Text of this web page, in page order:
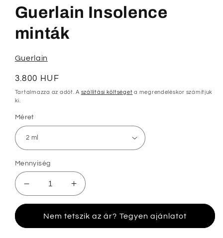
megnyitása
a
modális
párbeszédpanelen
Guerlain Insolence
minták
Guerlain
Normál
ár
3.800 HUF
Tartalmazza az adót. A szállítási költséget a megrendeléskor számítjuk
ki.
Méret
Mennyiség
Guerlain
Insolence
mennyiségének
Guerlain
Insolence
mennyiségének
Nem tetszik az ár? Tegyen ajánlatot